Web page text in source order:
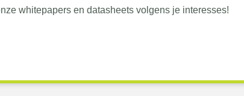
whitepapers en datasheets volgens je interesses!